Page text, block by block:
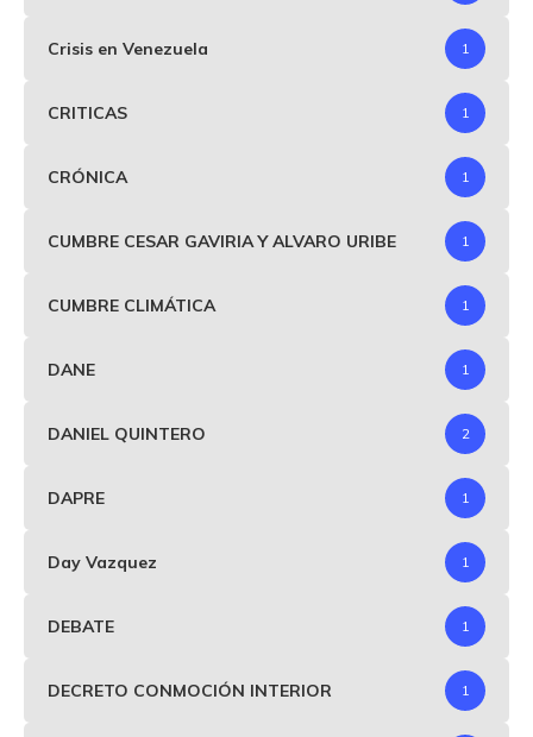
Crisis en Venezuela 1
CRITICAS 1
CRÓNICA 1
CUMBRE CESAR GAVIRIA Y ALVARO URIBE 1
CUMBRE CLIMÁTICA 1
DANE 1
DANIEL QUINTERO 2
DAPRE 1
Day Vazquez 1
DEBATE 1
DECRETO CONMOCIÓN INTERIOR 1